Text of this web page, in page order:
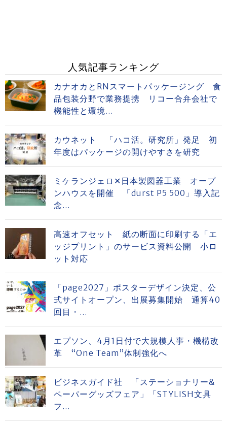
人気記事ランキング
カナオカとRNスマートパッケージング 食
品包装分野で業務提携 リコー合弁会社で
機能性と環境...
カウネット 「ハコ活。研究所」発足 初
年度はパッケージの開けやすさを研究
ミケランジェロ✕日本製図器工業 オープ
ンハウスを開催 「durst P5 500」導入記
念...
高速オフセット 紙の断面に印刷する「エ
ッジプリント」のサービス資料公開 小ロ
ット対応
「page2027」ポスターデザイン決定、公
式サイトオープン、出展募集開始 通算40
回目・...
エプソン、4月1日付で大規模人事・機構改
革 “One Team”体制強化へ
ビジネスガイド社 「ステーショナリー&
ペーパーグッズフェア」「STYLISH文具
フ...